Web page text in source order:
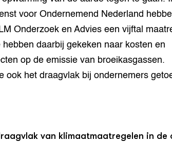
voor Ondernemend Nederland
Onderzoek en Advies een vijftal
daarbij gekeken naar kosten en
op de emissie van broeikasgassen.
ook het draagvlak bij ondernemers
van klimaatmaatregelen in de